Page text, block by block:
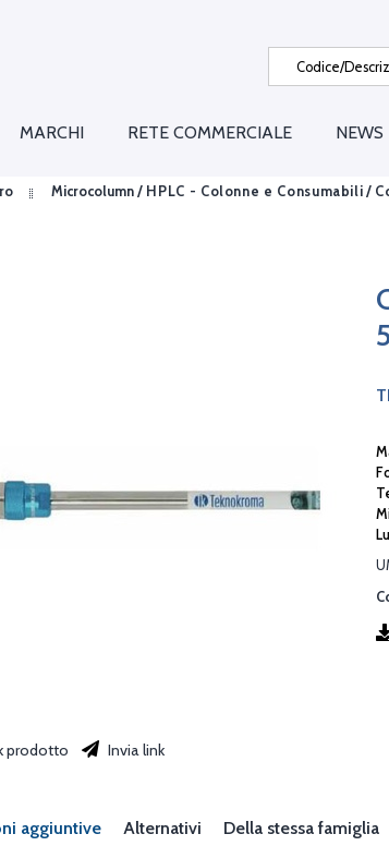
MARCHI RETE COMMERCIALE NEWS
Microcolumn / HPLC - Colonne e Consumabili /
prodotto Invia link
aggiuntive Alternativi Della stessa famiglia